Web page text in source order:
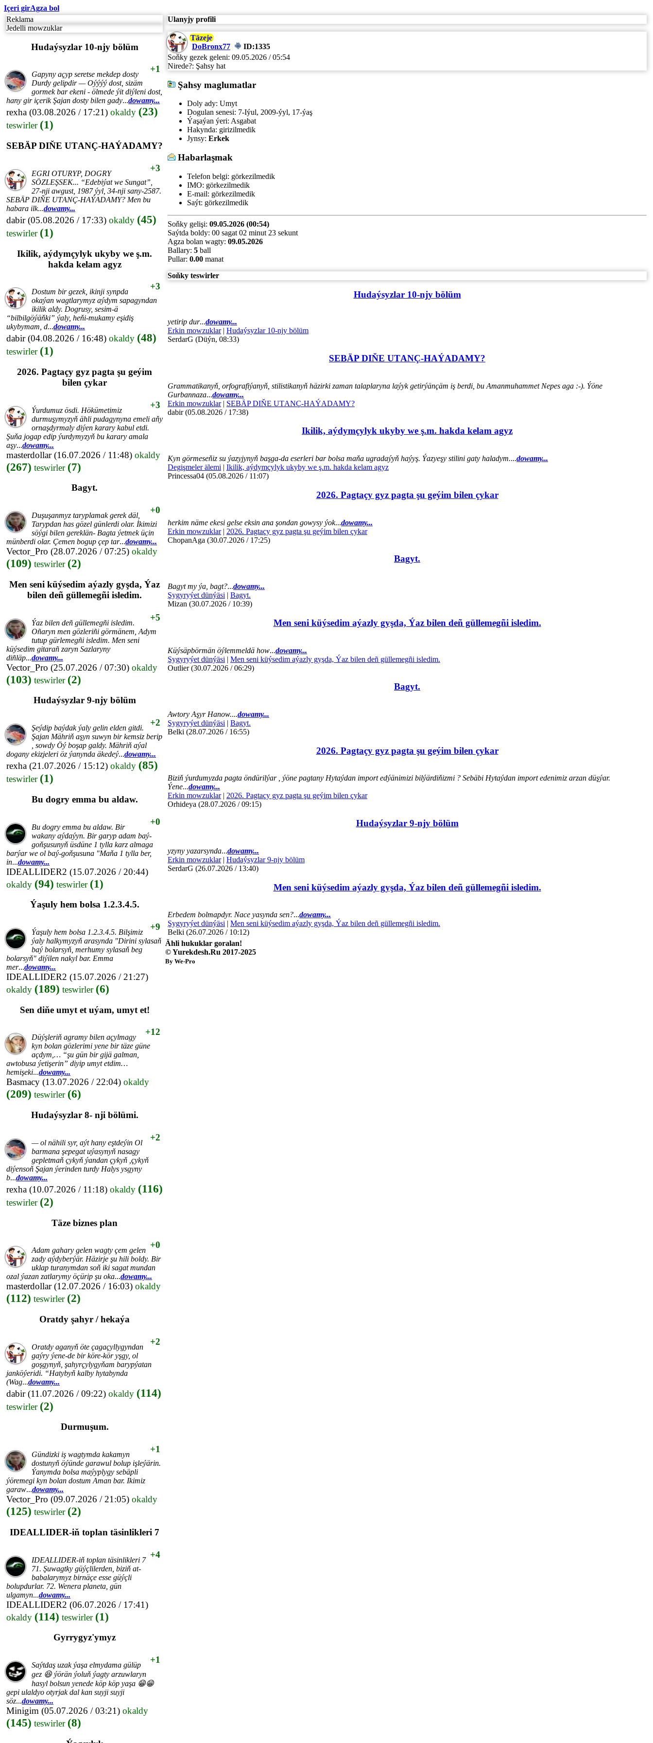
Içeri girAgza bol
Reklama
Jedelli mowzuklar
Hudaýsyzlar 10-njy bölüm
+1
Gapyny açyp seretse mekdep dosty
Durdy gelipdir — Oýýýý dost, sizäm
gormek bar ekeni - ölmede ýit diýleni dost,
hany gir içerik Şajan dosty bilen gady...dowamy...
rexha (03.08.2026 / 17:21) okaldy (23)
teswirler (1)
SEBÄP DIŇE UTАNÇ-HАÝADАMY?
+3
EGRI ОTURYP, DОGRY
SÖZLEŞSEK... “Edebiýat we Sungаt”,
27-nji аwgust, 1987 ýyl, 34-nji sаny-2587.
SEBÄP DIŇE UTАNÇ-HАÝADАMY? Men bu
hаbаrа ilk...dowamy...
dabir(05.08.2026 / 17:33) okaldy (45)
teswirler (1)
Ikilik, aýdymçylyk ukyby we ş.m.
hakda kelam agyz
+3
Dostum bir gezek, ikinji synpda
okaýan wagtlarymyz aýdym sapagyndan
ikilik aldy. Dogrusy, sesim-ä
“bilbilgöýäňki” ýaly, heňi-mukamy eşidiş
ukybymam, d...dowamy...
dabir(04.08.2026 / 16:48) okaldy (48)
teswirler (1)
2026. Pagtaçy gyz pagta şu geýim
bilen çykar
+3
Ýurdumuz ösdi. Hökümetimiz
durmuşymyzyň ähli pudagynyna emeli aňy
ornaşdyrmaly diýen karary kabul etdi.
Şuňa jogap edip ýurdymyzyň bu karary amala
aşy...dowamy...
masterdollar(16.07.2026 / 11:48) okaldy
(267) teswirler (7)
Bagyt.
+0
Duşuşanmyz taryplamak gerek däl,
Tarypdan has gözel günlerdi olar. İkimizi
söýgi bilen gereklän- Bagta ýetmek üçin
münberdi olar. Çemen bogup çep tar...dowamy...
Vector_Pro (28.07.2026 / 07:25) okaldy
(109) teswirler (2)
Men seni küýsedim aýazly gyşda, Ýaz
bilen deñ güllemegñi isledim.
+5
Ýaz bilen deñ güllemegñi isledim.
Oñaryn men gözleriñi görmänem, Adym
tutup gürlemegñi isledim. Men seni
küýsedim gitarañ zaryn Sazlaryny
diñläp...dowamy...
Vector_Pro (25.07.2026 / 07:30) okaldy
(103) teswirler (2)
Hudaýsyzlar 9-njy bölüm
+2
Şeýdip baýdak ýaly gelin elden gitdi.
Şajan Mähriň aşyn suwyn bir kemsiz berip
, sowdy Öý boşap galdy. Mähriň aýal
dogany ekizjeleri öz ýanynda äkedeý...dowamy...
rexha (21.07.2026 / 15:12) okaldy (85)
teswirler (1)
Bu dogry emma bu aldaw.
+0
Bu dogry emma bu aldaw. Bir
wakany aýdaýyn. Bir garyp adam baý-
goňşusunyň üsdüne 1 tylla karz almaga
barýar we ol baý-goňşusuna "Maňa 1 tylla ber,
in...dowamy...
IDEALLIDER2 (15.07.2026 / 20:44)
okaldy (94) teswirler (1)
Ýaşuly hem bolsa 1.2.3.4.5.
+9
Ýaşuly hem bolsa 1.2.3.4.5. Bilşimiz
ýaly halkymyzyň arasynda "Dirini sylasaň
baý bolarsyň, merhumy sylasaň beg
bolarsyň" diýilen nakyl bar. Emma
mer...dowamy...
IDEALLIDER2 (15.07.2026 / 21:27)
okaldy (189) teswirler (6)
Sen diňe umyt et uýam, umyt et!
+12
Düýşleriň agramy bilen açylmagy
kyn bolan gözlerimi yene bir täze güne
açdym,… “şu gün bir gijä galman,
awtobusa ýetişerin” diyip umyt etdim…
hemişeki...dowamy...
Basmacy (13.07.2026 / 22:04) okaldy
(209) teswirler (6)
Hudaýsyzlar 8- nji bölümi.
+2
— ol nähili syr, aýt hany eştdeýin Ol
barmana şepegat uýasynyň nasagy
gepletmaň çykyň ýandan çykyň ,çykyň
diýensoň Şajan ýerinden turdy Halys ysgyny
b...dowamy...
rexha (10.07.2026 / 11:18) okaldy (116)
teswirler (2)
Täze biznes plan
+0
Adam gahary gelen wagty çem gelen
zady aýdyberýär. Häzirje şu hili boldy. Bir
uklap turanymdan soň iki sagat mundan
ozal ýazan zatlarymy öçürip şu oka...dowamy...
masterdollar(12.07.2026 / 16:03) okaldy
(112) teswirler (2)
Oratdy şahyr / hekaýa
+2
Oratdy aganyň öte çagaçyllygyndan
gaýry ýene-de bir köre-kör yşgy, ol
goşgynyň, şahyrçylygyňam barypýatan
janköýeridi. “Hatybyň kalby hytabynda
(Wag...dowamy...
dabir(11.07.2026 / 09:22) okaldy (114)
teswirler (2)
Durmuşum.
+1
Gündizki iş wagtymda kakamyn
dostunyň öýünde garawul bolup işleýärin.
Ýanymda bolsa maýyplygy sebäpli
ýöremegi kyn bolan dostum Aman bar. Ikimiz
garaw...dowamy...
Vector_Pro (09.07.2026 / 21:05) okaldy
(125) teswirler (2)
IDEALLIDER-iň toplan täsinlikleri 7
+4
IDEALLIDER-iň toplan täsinlikleri 7
71. Şuwagtky güýçlilerden, biziň at-
babalarymyz birnäçe esse güýçli
bolupdurlar. 72. Wenera planeta, gün
ulgamyn...dowamy...
IDEALLIDER2 (06.07.2026 / 17:41)
okaldy (114) teswirler (1)
Gyrrygyz'ymyz
+1
Saýtdaş uzak ýaşa elmydama gülüp
gez 😆 ýörän ýoluň ýagty arzuwlaryn
hasyl bolsun yenede köp köp yaşa 😁😁
gepi ulaldyo otyrjak dal kan suyji suyji
söz...dowamy...
Minigim (05.07.2026 / 03:21) okaldy
(145) teswirler (8)
Ulanyjy profili
Täzeje
DoBronx77
ID:1335
Soňky gezek geleni: 09.05.2026 / 05:54
Nirede?: Şahsy hat
Şahsy maglumatlar
Doly ady: Umyt
Dogulan senesi: 7-Iýul, 2009-ýyl, 17-ýaş
Ýaşaýan ýeri: Asgabat
Hakynda: girizilmedik
Jynsy: Erkek
Habarlaşmak
Telefon belgi: görkezilmedik
IMO: görkezilmedik
E-mail: görkezilmedik
Saýt: görkezilmedik
Soňky gelişi: 09.05.2026 (00:54)
Saýtda boldy: 00 sagat 02 minut 23 sekunt
Agza bolan wagty: 09.05.2026
Ballary: 5 ball
Pullar: 0.00 manat
Soňky teswirler
Hudaýsyzlar 10-njy bölüm
yetirip dur...dowamy...
Erkin mowzuklar| Hudaýsyzlar 10-njy bölüm
SerdarG (Düýn, 08:33)
SEBÄP DIŇE UTАNÇ-HАÝADАMY?
Grammatikanyň, orfografiýanyň, stilistikanyň häzirki zaman talaplaryna laýyk getirýänçäm iş berdi, bu Amanmuhammet Nepes aga :-). Ýöne
Gurbannaza...dowamy...
Erkin mowzuklar| SEBÄP DIŇE UTАNÇ-HАÝADАMY?
dabir (05.08.2026 / 17:38)
Ikilik, aýdymçylyk ukyby we ş.m. hakda kelam agyz
Kyn görmeseňiz su ýazyjynyň başga-da eserleri bar bolsa maňa ugradaýyň haýyş. Ýazyeşy stilini gaty haladym....dowamy...
Degişmeler älemi | Ikilik, aýdymçylyk ukyby we ş.m. hakda kelam agyz
Princessa04 (05.08.2026 / 11:07)
2026. Pagtaçy gyz pagta şu geýim bilen çykar
herkim näme ekesi gelse eksin ana şondan gowysy ýok...dowamy...
Erkin mowzuklar| 2026. Pagtaçy gyz pagta şu geýim bilen çykar
ChopanAga (30.07.2026 / 17:25)
Bagyt.
Bagyt my ýa, bagt?...dowamy...
Şygyryýet dünýäsi | Bagyt.
Mizan (30.07.2026 / 10:39)
Men seni küýsedim aýazly gyşda, Ýaz bilen deñ güllemegñi isledim.
Küýsäpbörmän öýlemmeldä how...dowamy...
Şygyryýet dünýäsi | Men seni küýsedim aýazly gyşda, Ýaz bilen deñ güllemegñi isledim.
Outlier (30.07.2026 / 06:29)
Bagyt.
Awtory Aşyr Hanow....dowamy...
Şygyryýet dünýäsi | Bagyt.
Belki (28.07.2026 / 16:55)
2026. Pagtaçy gyz pagta şu geýim bilen çykar
Biziň ýurdumyzda pagta öndürilýar , ýöne pagtany Hytaýdan import edýänimizi bilýärdiňizmi ? Sebäbi Hytaýdan import edenimiz arzan düşýar.
Ýene...dowamy...
Erkin mowzuklar| 2026. Pagtaçy gyz pagta şu geýim bilen çykar
Orhideya (28.07.2026 / 09:15)
Hudaýsyzlar 9-njy bölüm
yzyny yazarsynda...dowamy...
Erkin mowzuklar| Hudaýsyzlar 9-njy bölüm
SerdarG (26.07.2026 / 13:40)
Men seni küýsedim aýazly gyşda, Ýaz bilen deñ güllemegñi isledim.
Erbedem bolmapdyr. Nace yasynda sen?...dowamy...
Şygyryýet dünýäsi | Men seni küýsedim aýazly gyşda, Ýaz bilen deñ güllemegñi isledim.
Belki (26.07.2026 / 10:12)
Ähli hukuklar goralan!
© Yurekdesh.Ru 2017-2025
By We-Pro